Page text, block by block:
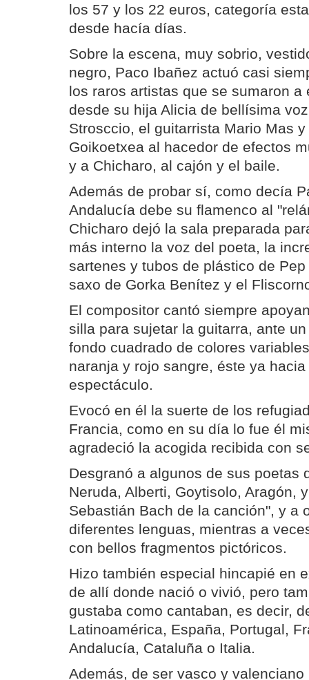
los 57 y los 22 euros, categoría
desde hacía días.
Sobre la escena, muy sobrio,
negro, Paco Ibañez actuó casi
los raros artistas que se sumaron a
desde su hija Alicia de bellísima
Strosccio, el guitarrista Mario Mas
Goikoetxea al hacedor de efectos
y a Chicharo, al cajón y el baile.
Además de probar sí, como decía
Andalucía debe su flamenco al
Chicharo dejó la sala preparada
más interno la voz del poeta, la
sartenes y tubos de plástico de
saxo de Gorka Benítez y el
El compositor cantó siempre
silla para sujetar la guitarra, ante
fondo cuadrado de colores
naranja y rojo sangre, éste ya
espectáculo.
Evocó en él la suerte de los
Francia, como en su día lo fue él
agradeció la acogida recibida con
Desgranó a algunos de sus poetas
Neruda, Alberti, Goytisolo, Aragón,
Sebastián Bach de la canción", y a
diferentes lenguas, mientras a
con bellos fragmentos pictóricos.
Hizo también especial hincapié en
de allí donde nació o vivió, pero
gustaba como cantaban, es decir,
Latinoamérica, España, Portugal,
Andalucía, Cataluña o Italia.
Además, de ser vasco y